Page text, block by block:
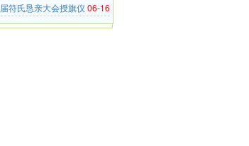
06-16
符氏恳亲大会授旗仪